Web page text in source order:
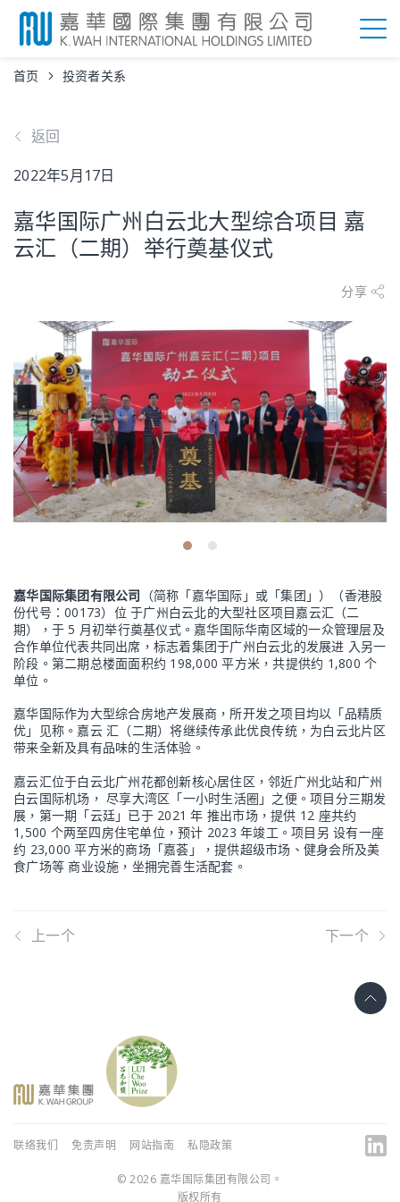
首页 投资者关系
返回
2022年5月17日
嘉华国际广州白云北大型综合项目 嘉
云汇（二期）举行奠基仪式
分享
嘉华国际集团有限公司 （简称「嘉华国际」或「集团」）（香港股
份代号：00173）位 于广州白云北的大型社区项目嘉云汇（二
期），于 5 月初举行奠基仪式。嘉华国际华南区域的一众管理层及
合作单位代表共同出席，标志着集团于广州白云北的发展进 入另一
阶段。第二期总楼面面积约 198,000 平方米，共提供约 1,800 个
单位。
嘉华国际作为大型综合房地产发展商，所开发之项目均以「品精质
优」见称。嘉云 汇（二期）将继续传承此优良传统，为白云北片区
带来全新及具有品味的生活体验。
嘉云汇位于白云北广州花都创新核心居住区，邻近广州北站和广州
白云国际机场， 尽享大湾区「一小时生活圈」之便。项目分三期发
展，第一期「云廷」已于 2021 年 推出市场，提供 12 座共约
1,500 个两至四房住宅单位，预计 2023 年竣工。项目另 设有一座
约 23,000 平方米的商场「嘉荟」，提供超级市场、健身会所及美
食广场等 商业设施，坐拥完善生活配套。
上一个 下一个
联络我们 免责声明 网站指南 私隐政策
© 2026 嘉华国际集团有限公司。
版权所有